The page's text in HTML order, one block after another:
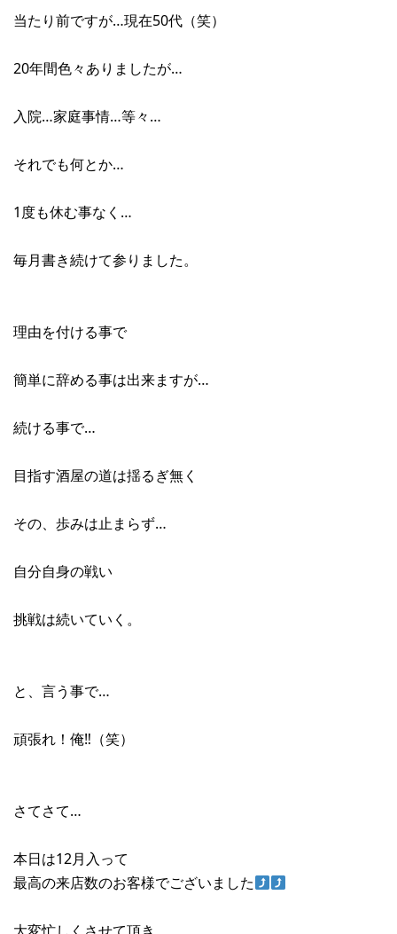
当たり前ですが…現在50代（笑）
20年間色々ありましたが…
入院…家庭事情…等々…
それでも何とか…
1度も休む事なく…
毎月書き続けて参りました。
理由を付ける事で
簡単に辞める事は出来ますが…
続ける事で…
目指す酒屋の道は揺るぎ無く
その、歩みは止まらず…
自分自身の戦い
挑戦は続いていく。
と、言う事で…
頑張れ！俺‼︎（笑）
さてさて…
本日は12月入って
最高の来店数のお客様でございました